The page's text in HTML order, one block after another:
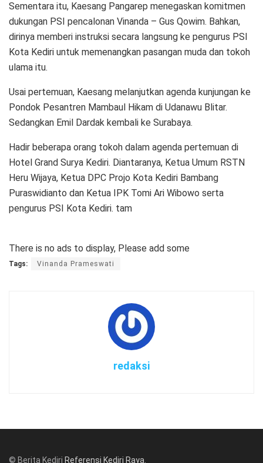
Sementara itu, Kaesang Pangarep menegaskan komitmen
dukungan PSI pencalonan Vinanda – Gus Qowim. Bahkan,
dirinya memberi instruksi secara langsung ke pengurus PSI
Kota Kediri untuk memenangkan pasangan muda dan tokoh
ulama itu.
Usai pertemuan, Kaesang melanjutkan agenda kunjungan ke
Pondok Pesantren Mambaul Hikam di Udanawu Blitar.
Sedangkan Emil Dardak kembali ke Surabaya.
Hadir beberapa orang tokoh dalam agenda pertemuan di
Hotel Grand Surya Kediri. Diantaranya, Ketua Umum RSTN
Heru Wijaya, Ketua DPC Projo Kota Kediri Bambang
Puraswidianto dan Ketua IPK Tomi Ari Wibowo serta
pengurus PSI Kota Kediri. tam
There is no ads to display, Please add some
Tags: Vinanda Prameswati
redaksi
© Berita Kediri Referensi Kediri Raya.